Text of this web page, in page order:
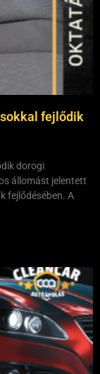
fejlődik
dorogi
állomást jelentett
fejlődésében. A